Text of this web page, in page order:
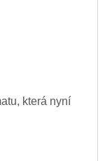
která nyní